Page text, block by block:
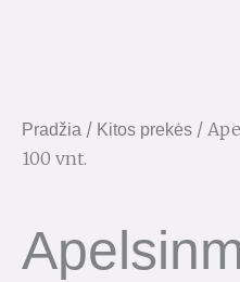
Pradžia / Kitos prekės /
100 vnt.